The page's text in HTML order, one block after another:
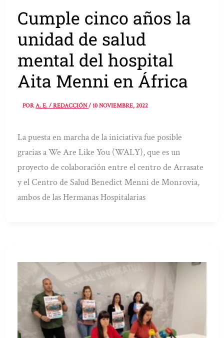
Cumple cinco años la
unidad de salud
mental del hospital
Aita Menni en África
PORA. E. / REDACCIÓN/10 NOVIEMBRE, 2022
La puesta en marcha de la iniciativa fue posible
gracias a We Are Like You (WALY), que es un
proyecto de colaboración entre el centro de Arrasate
y el Centro de Salud Benedict Menni de Monrovia,
ambos de las Hermanas Hospitalarias